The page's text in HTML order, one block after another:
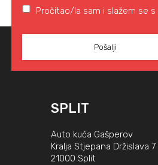
Pročitao/la sam i slažem se s
SPLIT
Auto kuća Gašperov
Kralja Stjepana Držislava 7
21000 Split